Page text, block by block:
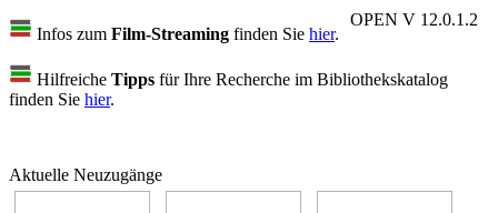
OPEN V 12.0.1.2
Infos zum Film-Streaming finden Sie hier.
Hilfreiche Tipps für Ihre Recherche im Bibliothekskatalog
finden Sie hier.
Aktuelle Neuzugänge